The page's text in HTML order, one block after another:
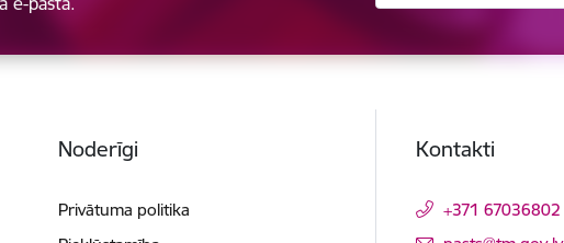
Noderīgi
Privātuma politika
Kontakti
+371 67036802